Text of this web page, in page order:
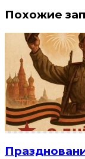
Похожие